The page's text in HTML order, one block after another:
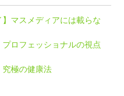
マスメディアには載らな
ロフェッショナルの視点
究極の健康法